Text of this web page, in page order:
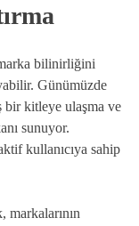
bilinirliğini
Günümüzde
bir kitleye ulaşma ve
sunuyor.
kullanıcıya sahip
markalarının